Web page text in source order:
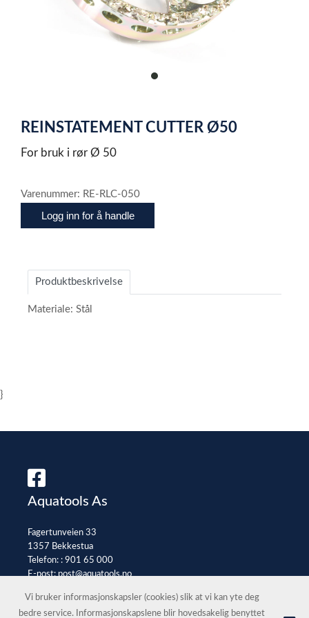
item
of
1
REINSTATEMENT CUTTER Ø50
For bruk i rør Ø 50
Varenummer: RE-RLC-050
Logg inn for å handle
Produktbeskrivelse
Materiale: Stål
}
Aquatools As
Fagertunveien 33
1357 Bekkestua
Telefon: : 901 65 000
E-post:post@aquatools.no
Vi bruker informasjonskapsler (cookies) slik at vi kan yte deg
bedre service. Informasjonskapslene blir hovedsakelig benyttet